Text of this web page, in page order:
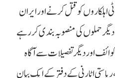
اہلکاروں کو قتل کرنے اور ایران
حملوں کی منصوبہ بندی کر رہے
اور دیگر تفصیلات سے آگاہ
اٹارنی کے دفتر کے ایک بیان